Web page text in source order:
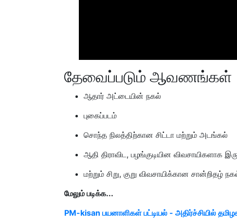
தேவைப்படும் ஆவணங்கள்
ஆதார் அட்டையின் நகல்
புகைப்படம்
சொந்த நிலத்திற்கான சிட்டா மற்றும் அடங்கல்
ஆதி திராவிட, பழங்குடியின விவசாயிகளாக
மற்றும் சிறு, குறு விவசாயிக்கான சான்றிதழ்
மேலும் படிக்க...
PM-kisan பயனாளிகள் பட்டியல் - அதிர்ச்சியில்